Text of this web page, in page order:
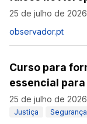
25 de julho de
observador.pt
Curso para
essencial para
25 de julho de 2026
Justiça Segurança